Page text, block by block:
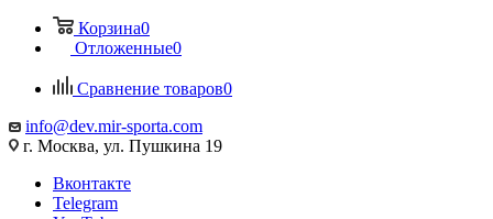
Корзина0
Отложенные0
Сравнение товаров0
info@dev.mir-sporta.com
г. Москва, ул. Пушкина 19
Вконтакте
Telegram